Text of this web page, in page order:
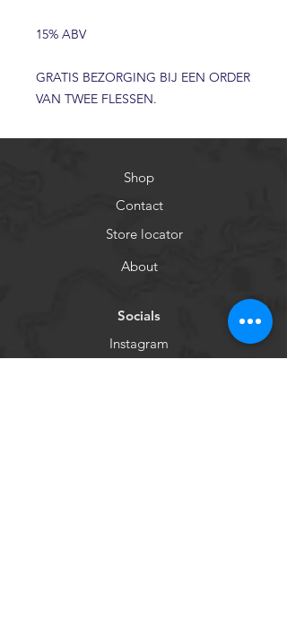
15% ABV
GRATIS BEZORGING BIJ EEN ORDER
VAN TWEE FLESSEN.
Shop
Contact
Store locator
About
Socials
Instagram
Facebook